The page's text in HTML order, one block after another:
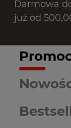
Darmowa
już od